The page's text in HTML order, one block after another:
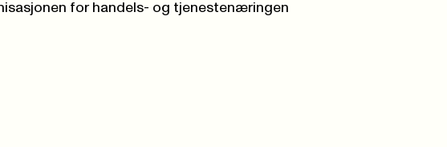
for handels- og tjenestenæringen